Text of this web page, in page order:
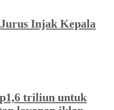
Injak Kepala
triliun untuk